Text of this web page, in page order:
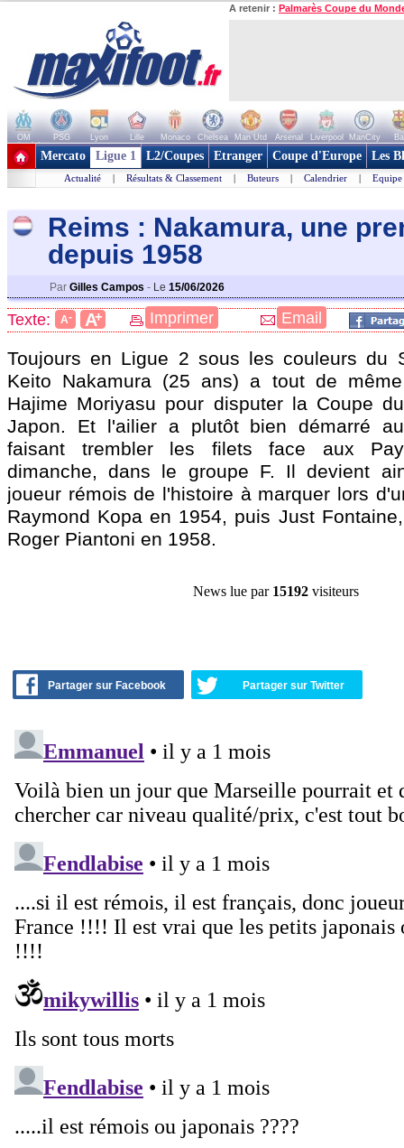
A retenir : Palmarès Coupe du
OM PSG Lyon Lille Monaco Chelsea Man Utd Arsenal Liverpool ManCity
+ de clubs
Mercato Ligue 1 L2/Coupes Etranger Coupe d'Europe Les
Actualité | Résultats & Classement | Buteurs | Calendrier | Equipe
Reims : Nakamura, une
depuis 1958
Par Gilles Campos - Le 15/06/2026
Texte: A- A+ Imprimer Email
Toujours en Ligue 2 sous les couleurs du
Keito Nakamura (25 ans) a tout de
Hajime Moriyasu pour disputer la Coupe
Japon. Et l'ailier a plutôt bien démarré
faisant trembler les filets face aux
dimanche, dans le groupe F. Il devient
joueur rémois de l'histoire à marquer lors
Raymond Kopa en 1954, puis Just
Roger Piantoni en 1958.
News lue par 15192 visiteurs
Partager sur Facebook Partager sur Twitter